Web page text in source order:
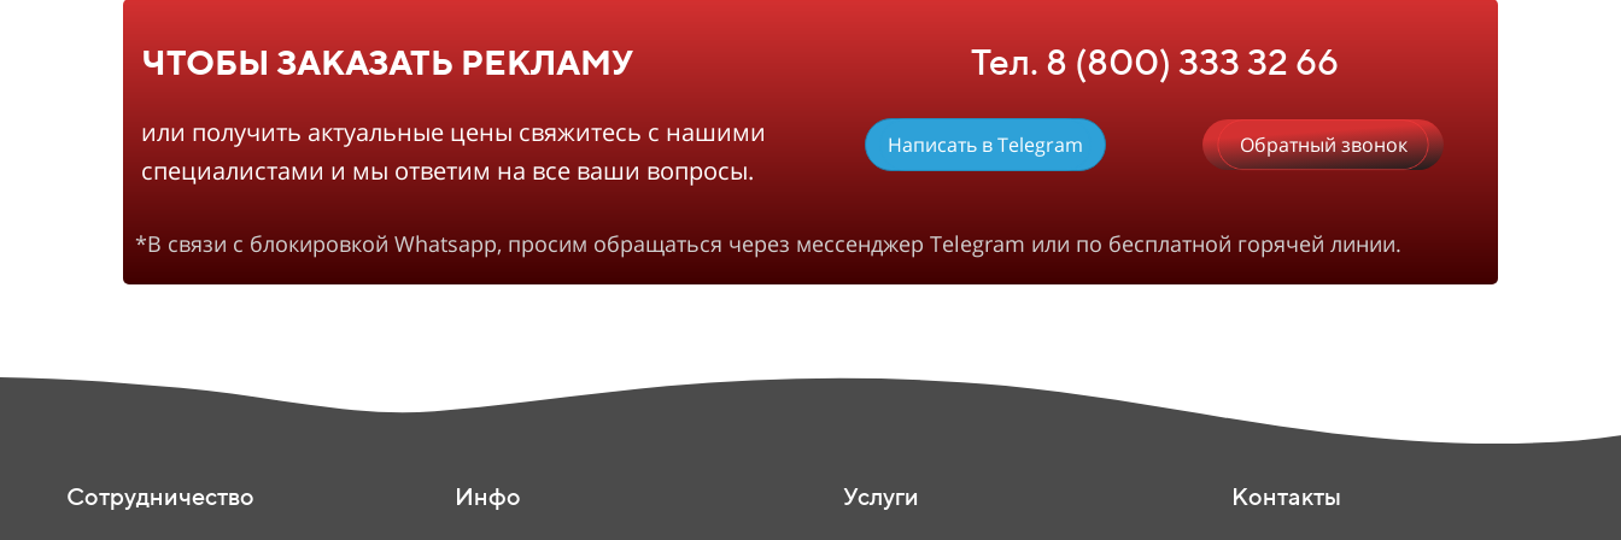
ЧТОБЫ ЗАКАЗАТЬ РЕКЛАМУ
или получить актуальные цены свяжитесь с нашими
специалистами и мы ответим на все ваши вопросы.
Тел. 8 (800) 333 32 66
Написать в Telegram Обратный звонок
*В связи с блокировкой Whatsapp, просим обращаться через мессенджер Telegram или по бесплатной горячей линии.
Сотрудничество Инфо Услуги Контакты